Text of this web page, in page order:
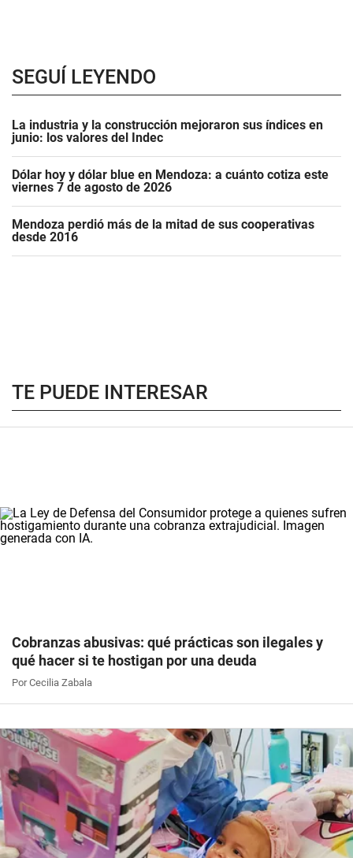
SEGUÍ LEYENDO
La industria y la construcción mejoraron sus índices en
junio: los valores del Indec
Dólar hoy y dólar blue en Mendoza: a cuánto cotiza este
viernes 7 de agosto de 2026
Mendoza perdió más de la mitad de sus cooperativas
desde 2016
TE PUEDE INTERESAR
Cobranzas abusivas: qué prácticas son ilegales y
qué hacer si te hostigan por una deuda
Por Cecilia Zabala